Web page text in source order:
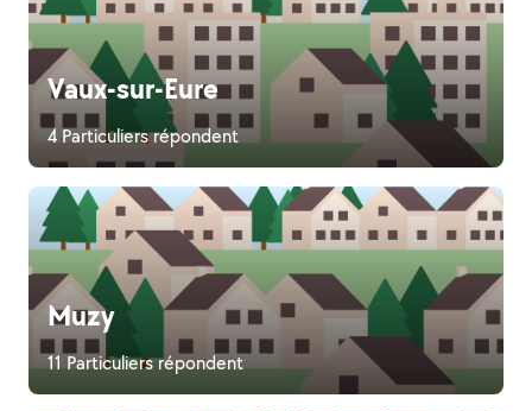
Vaux-sur-Eure
4 Particuliers répondent
Muzy
11 Particuliers répondent